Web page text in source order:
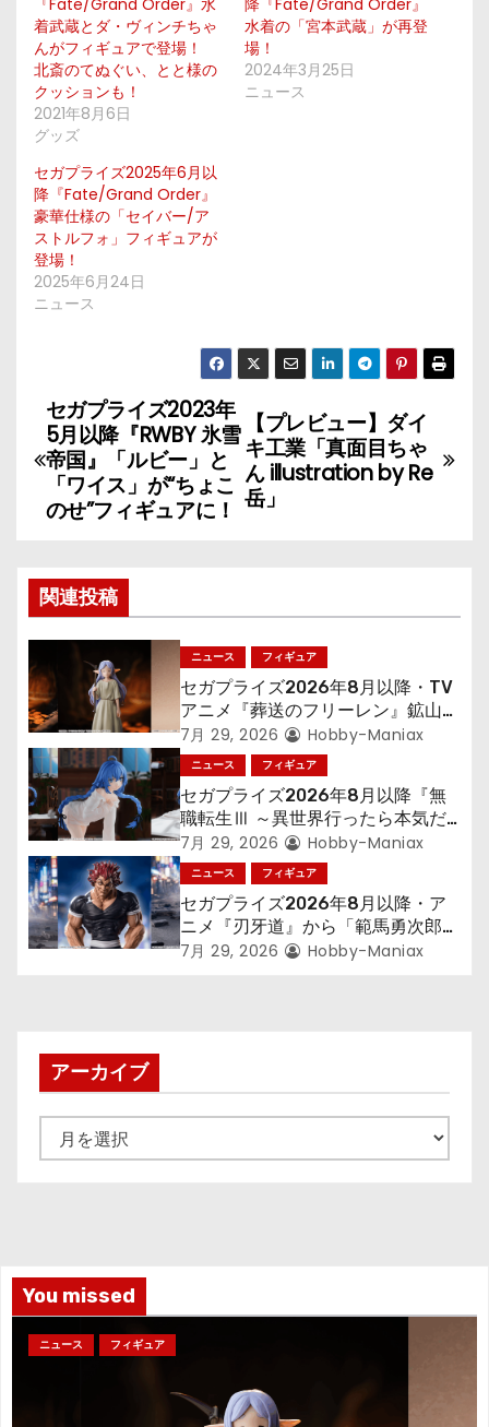
『Fate/Grand Order』水
着武蔵とダ・ヴィンチちゃ
んがフィギュアで登場！
北斎のてぬぐい、とと様の
クッションも！
2021年8月6日
グッズ
降『Fate/Grand Order』
水着の「宮本武蔵」が再登
場！
2024年3月25日
ニュース
セガプライズ2025年6月以
降『Fate/Grand Order』
豪華仕様の「セイバー/ア
ストルフォ」フィギュアが
登場！
2025年6月24日
ニュース
投
稿
ナ
ゲ
ー
シ
ョ
ン
【プレビュー】ダイ
キ工業「真面目ちゃ
ん illustration by Re
岳」
セガプライズ2023年
5月以降『RWBY 氷雪
帝国』「ルビー」と
「ワイス」が“ちょこ
のせ”フィギュアに！
関連投稿
ニュース フィギュア
セガプライズ2026年8月以降・TV
アニメ『葬送のフリーレン』鉱山で
300年働くことになっっちゃった
「フリーレン」を立体化！
7月 29, 2026 Hobby-Maniax
ニュース フィギュア
セガプライズ2026年8月以降『無
職転生Ⅲ ～異世界行ったら本気だ
す～』から「ロキシー」のフィギュ
アが登場！
7月 29, 2026 Hobby-Maniax
ニュース フィギュア
セガプライズ2026年8月以降・ア
ニメ『刃牙道』から「範馬勇次郎」
が登場ッッ!!
7月 29, 2026 Hobby-Maniax
アーカイブ
ー
You missed
ニュース フィギュア